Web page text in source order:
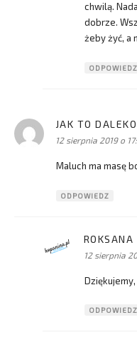
chwilą.
dobrze.
żeby żyć, a
ODPOWIEDZ
JAK TO DALEKO
12 sierpnia 2019 o
Maluch ma masę
ODPOWIEDZ
ROKSANA
12 sierpnia
ODPOWIEDZ